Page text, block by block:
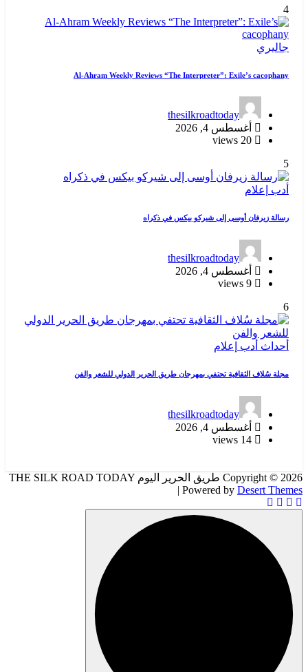
4
جاليري
Al-Ahram Weekly Reviews “The Interpreter”: Exile’s cacophany
thesilkroadtoday
أغسطس 4, 2026
5
أدب إعلام
رسالة زيرفان أوسى إلى شيركو بيكس في ذكراه
thesilkroadtoday
أغسطس 4, 2026
6
أحداث أدب إعلام
مجلة سُلاف الثقافية تحتفي بمهرجان طريق الحرير الدولي للشعر والفن
thesilkroadtoday
أغسطس 4, 2026
Copyright © 2026 طريق الحرير اليوم THE SILK ROAD TODAY
| Powered by Desert Themes